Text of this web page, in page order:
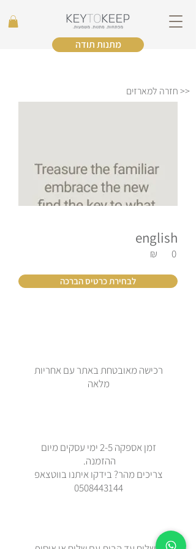
מתנות תודה
<< חזרה למארזים
english
0
₪
לבחירת כרטיס הברכה
רכישה מאובטחת באתר עם אחריות
מלאה
זמן אספקה 2-5 ימי עסקים מיום
ההזמנה.
צריכים מהר? בידקו איתנו בווטצאפ
0508443144